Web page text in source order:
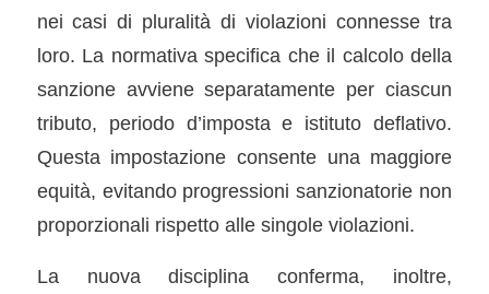
nei casi di pluralità di violazioni connesse tra
loro. La normativa specifica che il calcolo della
sanzione avviene separatamente per ciascun
tributo, periodo d’imposta e istituto deflativo.
Questa impostazione consente una maggiore
equità, evitando progressioni sanzionatorie non
proporzionali rispetto alle singole violazioni.
La nuova disciplina conferma, inoltre,